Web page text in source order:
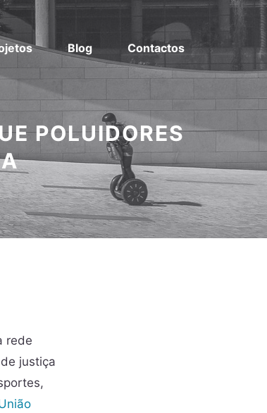
Blog Contactos
POLUIDORES
rede
justiça